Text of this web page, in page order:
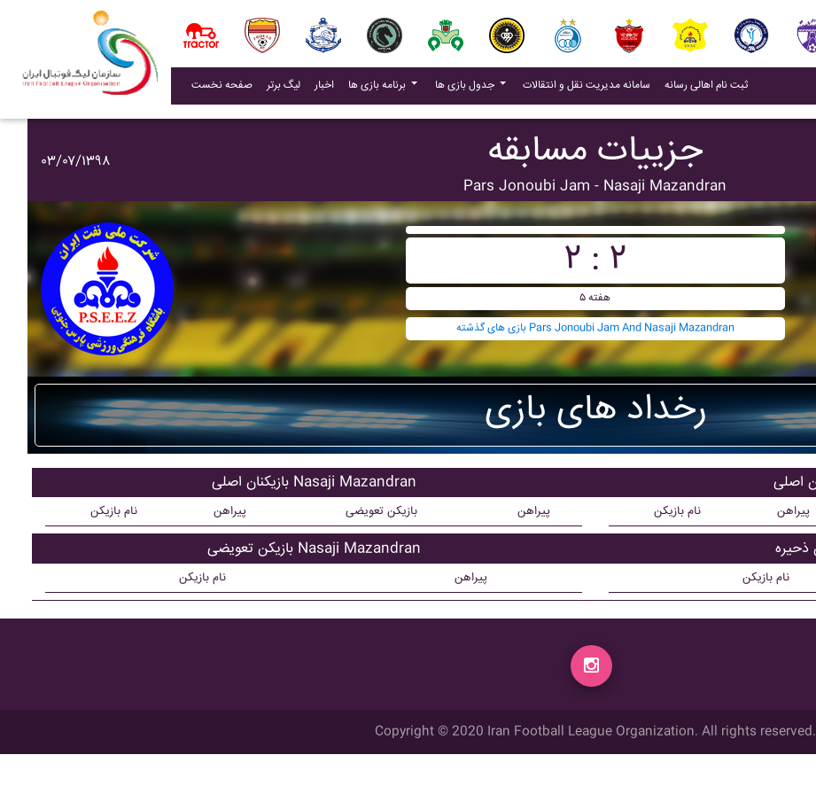
صفحه نخست لیگ برتر اخبار(current) برنامه بازی ها جدول بازی ها سامانه مدیریت نقل و انتقالات (current)
ثبت نام اهالی رسانه(current)
۰۳/۰۷/۱۳۹۸ جزییات مسابقه
Pars Jonoubi Jam - Nasaji Mazandran
۲ : ۲
هفته ۵
بازی های گذشته Pars Jonoubi Jam And Nasaji Mazandran
رخداد های بازی
بازیکنان اصلی Nasaji Mazandran
نام بازیکن پیراهن بازیکن تعویضی پیراهن
بازیکن تعویضی Nasaji Mazandran
نام بازیکن پیراهن
نام بازیکن پیراهن
نام بازیکن
Copyright © 2020 Iran Football League Organization. All rights reserved.